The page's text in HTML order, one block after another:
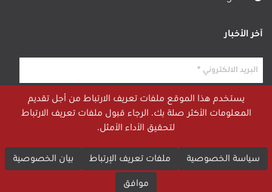
آخر الأخبار
يستخدم هذا الموقع ملفات تعريف الارتباط من أجل تقديم
المعلومات الأكثر صلة بك. الرجاء قبول ملفات تعريف الارتباط
لتحقيق الأداء الأمثل.
سياسة الخصوصية ملفات تعريف الإرتباط بيان الخصوصية
موافق